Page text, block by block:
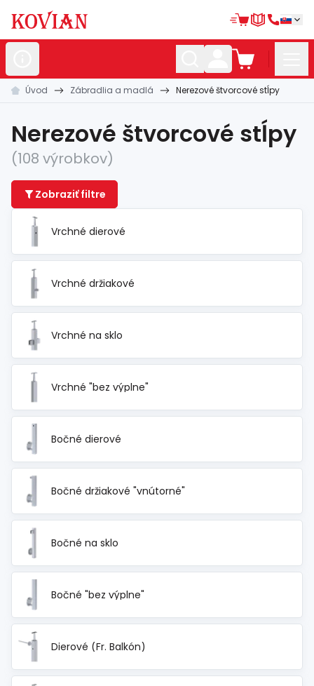
Nerezovépolotovary
polotovary
Kované polotovary
Zábradlia amadlá
Bránovésystémy
Automatizácia
Dom, dielňa,záhrada
Hutnícky
Spojovací
Zľava
Úvod Zábradlia a madlá Nerezové štvorcové stĺpy
Nerezové štvorcové stĺpy
(108 výrobkov)
Zobraziť filtre
Vrchné dierové
Vrchné držiakové
Vrchné na sklo
Vrchné "bez výplne"
Bočné dierové
Bočné držiakové "vnútorné"
Bočné na sklo
Bočné "bez výplne"
Dierové (Fr. Balkón)